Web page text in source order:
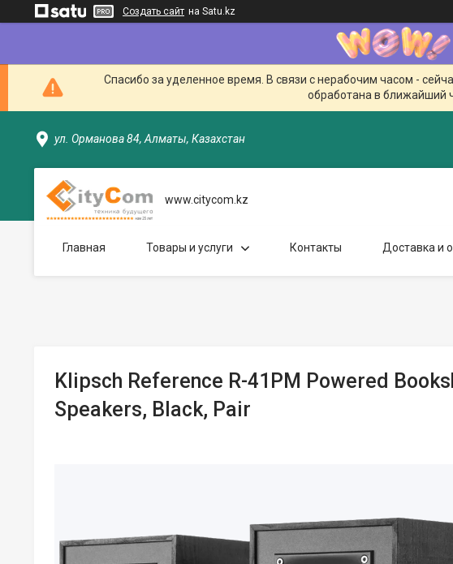
Создать сайт на Satu.kz
Спасибо за уделенное время. В связи с нерабочим часом -
обработана в ближайший
ул. Орманова 84, Алматы, Казахстан
www.citycom.kz
Главная Товары и услуги Контакты Доставка и
Klipsch Reference R-41PM Powered
Speakers, Black, Pair